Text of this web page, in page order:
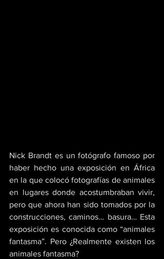
Nick Brandt es un fotógrafo famoso por
haber hecho una exposición en África
en la que colocó fotografías de animales
en lugares donde acostumbraban vivir,
pero que ahora han sido tomados por la
construcciones, caminos… basura… Esta
exposición es conocida como “animales
fantasma”. Pero ¿Realmente existen los
animales fantasma?